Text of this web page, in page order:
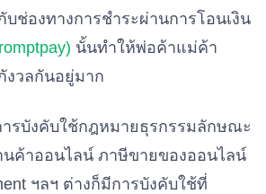
บช่องทางการชำระผ่านการโอนเงิน
นั้นทำให้พ่อค้าแม่ค้า
งวลกันอยู่มาก
รบังคับใช้กฎหมายธุรกรรมลักษณะ
นค้าออนไลน์ ภาษีขายของออนไลน์
ฯลฯ ต่างก็มีการบังคับใช้ที่